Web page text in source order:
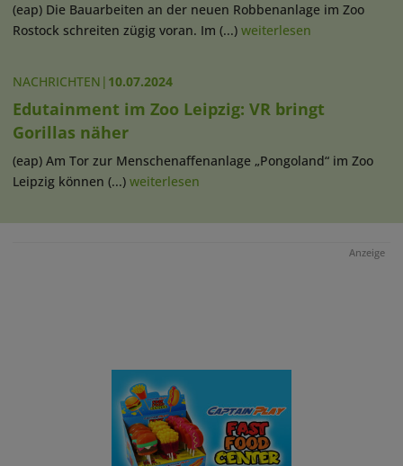
(eap) Die Bauarbeiten an der neuen Robbenanlage im Zoo
Rostock schreiten zügig voran. Im (...) weiterlesen
NACHRICHTEN | 10.07.2024
Edutainment im Zoo Leipzig: VR bringt
Gorillas näher
(eap) Am Tor zur Menschenaffenanlage „Pongoland“ im Zoo
Leipzig können (...) weiterlesen
Anzeige